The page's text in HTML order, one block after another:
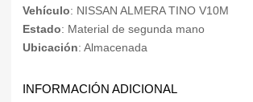
Vehículo: NISSAN ALMERA TINO V10M
Estado: Material de segunda mano
Ubicación: Almacenada
INFORMACIÓN ADICIONAL